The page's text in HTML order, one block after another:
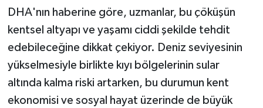
DHA'nın haberine göre, uzmanlar, bu çöküşün
kentsel altyapı ve yaşamı ciddi şekilde tehdit
edebileceğine dikkat çekiyor. Deniz seviyesinin
yükselmesiyle birlikte kıyı bölgelerinin sular
altında kalma riski artarken, bu durumun kent
ekonomisi ve sosyal hayat üzerinde de büyük